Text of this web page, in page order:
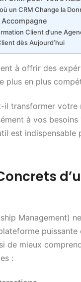
un CRM Change la
Client d’une
dès Aujourd’hui
à offrir des
plus en plus
il transformer
à vos
est indispensable
Management)
de mieux
: